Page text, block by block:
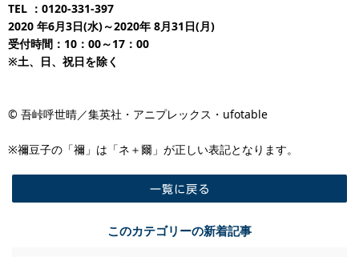
TEL ：0120-331-397
2020 年6月3日(水)～2020年 8月31日(月)
受付時間：10：00～17：00
※土、日、祝日を除く
© 吾峠呼世晴／集英社・アニプレックス・ufotable
※禰豆子の「禰」は「ネ＋爾」が正しい表記となります。
このカテゴリーの新着記事